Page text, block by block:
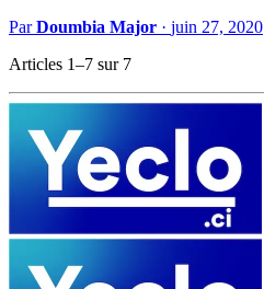
ParDoumbia Major · juin 27, 2020
Articles 1–7 sur 7